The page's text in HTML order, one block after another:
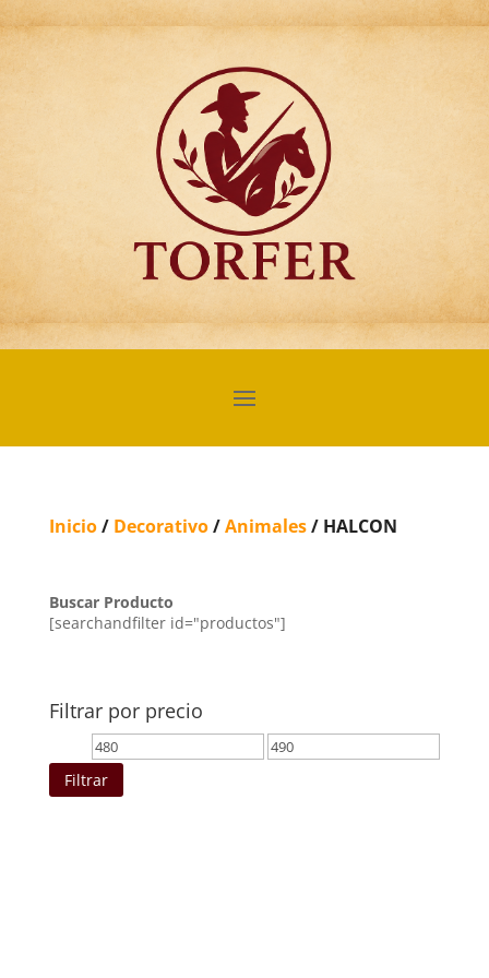
Articulos para
Regalo Torfer.
Inicio/ Decorativo/Animales/ HALCON
Buscar Producto
[searchandfilter id="productos"]
Filtrar por precio
Precio
mínimo
Precio
Filtrar